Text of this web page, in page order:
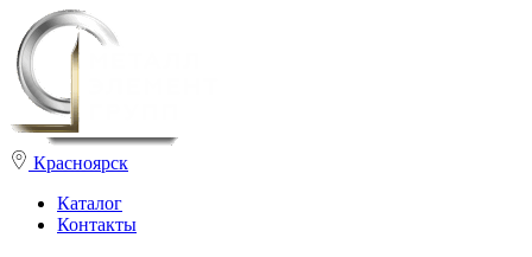
Красноярск
Каталог
Контакты